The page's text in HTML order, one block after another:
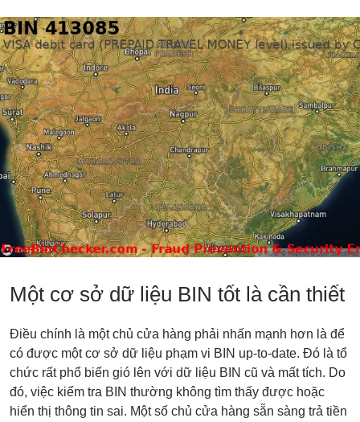
Một cơ sở dữ liệu BIN tốt là cần thiết
Điều chính là một chủ cửa hàng phải nhấn mạnh hơn là để
có được một cơ sở dữ liệu phạm vi BIN up-to-date. Đó là tổ
chức rất phổ biến gió lên với dữ liệu BIN cũ và mất tích. Do
đó, việc kiểm tra BIN thường không tìm thấy được hoặc
hiển thị thông tin sai. Một số chủ cửa hàng sẵn sàng trả tiền